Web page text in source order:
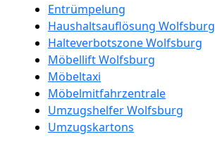
Entrümpelung
Haushaltsauflösung Wolfsburg
Halteverbotszone Wolfsburg
Möbellift Wolfsburg
Möbeltaxi
Möbelmitfahrzentrale
Umzugshelfer Wolfsburg
Umzugskartons